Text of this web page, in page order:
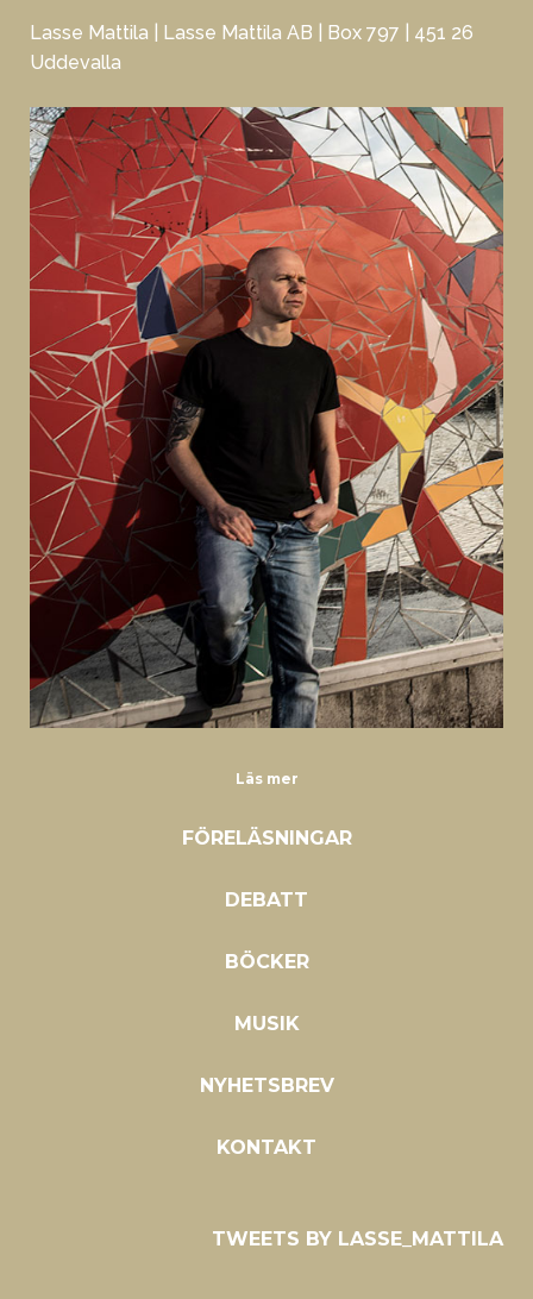
Lasse Mattila | Lasse Mattila AB | Box 797 | 451 26
Uddevalla
Läs mer
FÖRELÄSNINGAR
DEBATT
BÖCKER
MUSIK
NYHETSBREV
KONTAKT
TWEETS BY LASSE_MATTILA